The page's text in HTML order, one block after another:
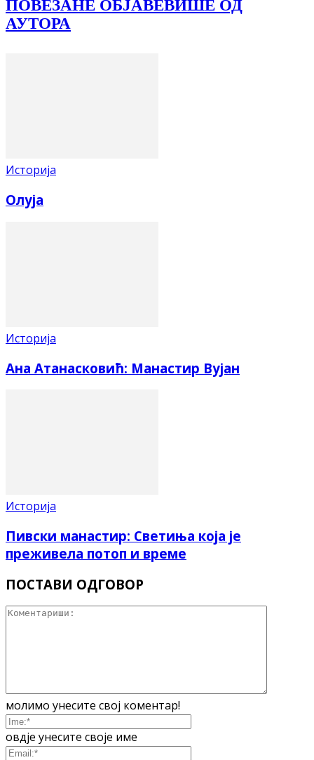
АУТОРА
Историја
Олуја
Историја
Ана Атанасковић: Манастир Вујан
Историја
Пивски манастир: Светиња која је
преживела потоп и време
ПОСТАВИ ОДГОВОР
молимо унесите свој коментар!
овдје унесите своје име